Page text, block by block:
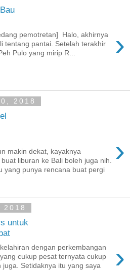
›
pemotretan] Halo, akhirnya
tentang pantai. Setelah terakhir
Pulo yang mirip R...
2018
›
makin dekat, kayaknya
liburan ke Bali boleh juga nih.
yang punya rencana buat pergi
2018
untuk
›
dengan perkembangan
cukup pesat ternyata cukup
juga. Setidaknya itu yang saya